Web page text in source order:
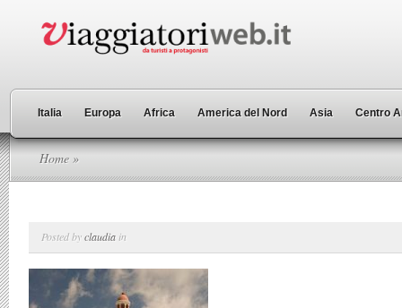
Italia Europa Africa America del Nord Asia Centro
Home »
Posted byclaudia in